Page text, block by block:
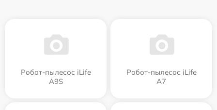
Робот-пылесос iLife
A9S
Робот-пылесос iLife
A7